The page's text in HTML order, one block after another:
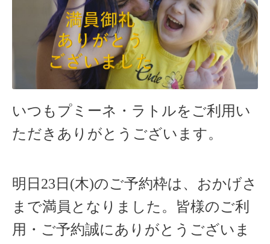
いつもプミーネ・ラトルをご利用い
ただきありがとうございます。
明日23 日(木)のご予約枠は、おかげさ
まで満員となりました。 皆様のご利
用・ご予約誠にありがとうございま